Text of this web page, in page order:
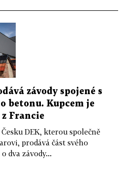
závody spojené s
betonu. Kupcem je
Francie
DEK, kterou společně
prodává část svého
dva závody...